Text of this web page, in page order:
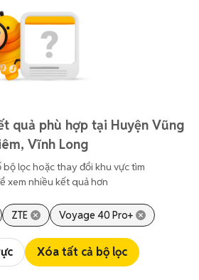
quả phù hợp tại Huyện Vũng
Vĩnh Long
bộ lọc hoặc thay đổi khu vực tìm
xem nhiều kết quả hơn
ZTE Voyage 40 Pro+
Xóa tất cả bộ lọc